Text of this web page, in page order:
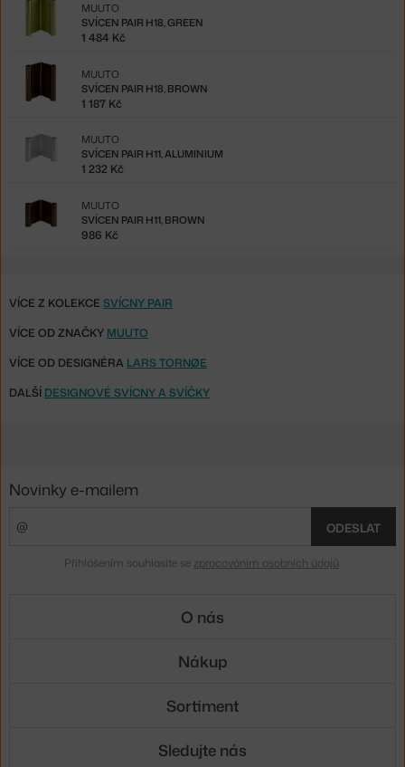
SVÍCEN PAIR H18, GREEN
MUUTO
1 484 Kč
SVÍCEN PAIR H18, BROWN
MUUTO
1 187 Kč
SVÍCEN PAIR H11, ALUMINIUM
MUUTO
1 232 Kč
SVÍCEN PAIR H11, BROWN
MUUTO
986 Kč
VÍCE Z KOLEKCE SVÍCNY PAIR
VÍCE OD ZNAČKY MUUTO
VÍCE OD DESIGNÉRA LARS TORNØE
DALŠÍ DESIGNOVÉ SVÍCNY A SVÍČKY
Novinky e-mailem
ODESLAT
Přihlášením souhlasíte se zpracováním osobních údajů
O nás
Nákup
Sortiment
Sledujte nás